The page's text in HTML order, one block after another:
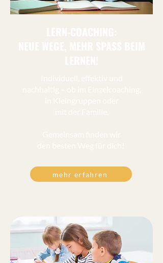
mehr erfahren